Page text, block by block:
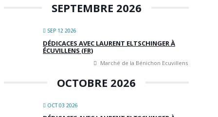
SEPTEMBRE 2026
SEP 12 2026
DÉDICACES AVEC LAURENT ELTSCHINGER À
ÉCUVILLENS (FR)
Marché de la Bénichon Ecuvillens
OCTOBRE 2026
OCT 03 2026